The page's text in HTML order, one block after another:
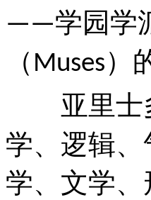
——学园学
（ Muses）
亚里士
学、逻辑
学、文学